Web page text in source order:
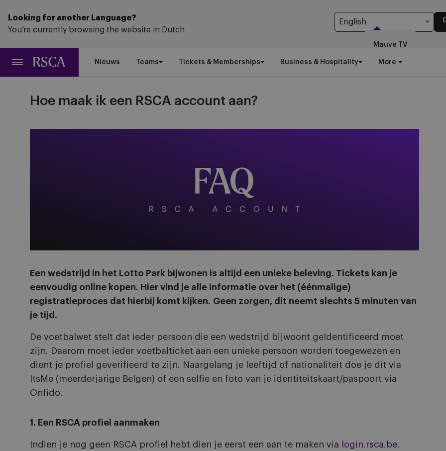
naar
hoofdinhoud
Looking for another Language?
You’re currently browsing the website in Dutch
Nieuws Teams Tickets & Memberships Business & Hospitality More
Mauve TV
Hoe maak ik een RSCA account aan?
Een wedstrijd in het Lotto Park bijwonen is altijd een unieke beleving. Tickets kan je
eenvoudig online kopen. Hier vind je alle informatie over het (éénmalige)
registratieproces dat hierbij komt kijken. Geen zorgen, dit neemt slechts 5 minuten van
je tijd.
De voetbalwet stelt dat ieder persoon die een wedstrijd bijwoont geïdentificeerd moet
zijn. Daarom moet ieder voetbalticket aan een unieke persoon worden toegewezen en
dient je profiel geverifieerd te zijn. Naargelang je leeftijd of nationaliteit doe je dit via
ItsMe (meerderjarige Belgen) of een selfie en foto van je identiteitskaart/paspoort via
Onfido.
1. Een RSCA profiel aanmaken
Indien je nog geen RSCA profiel hebt dien je eerst een aan te maken via login.rsca.be.